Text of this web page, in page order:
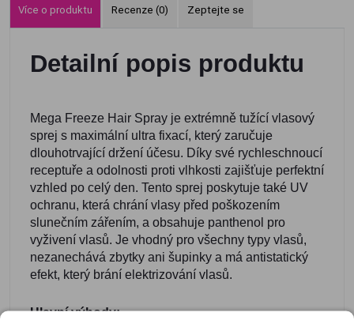
Více o produktu Recenze (0) Zeptejte se
Detailní popis produktu
Mega Freeze Hair Spray je extrémně tužící vlasový
sprej s maximální ultra fixací, který zaručuje
dlouhotrvající držení účesu. Díky své rychleschnoucí
receptuře a odolnosti proti vlhkosti zajišťuje perfektní
vzhled po celý den. Tento sprej poskytuje také UV
ochranu, která chrání vlasy před poškozením
slunečním zářením, a obsahuje panthenol pro
vyživení vlasů. Je vhodný pro všechny typy vlasů,
nezanechává zbytky ani šupinky a má antistatický
efekt, který brání elektrizování vlasů.
Hlavní výhody: